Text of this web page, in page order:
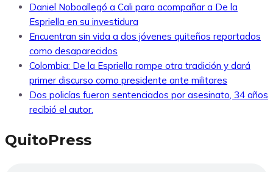
Daniel Noboallegó a Cali para acompañar a De la
Espriella en su investidura
Encuentran sin vida a dos jóvenes quiteños reportados
como desaparecidos
Colombia: De la Espriella rompe otra tradición y dará
primer discurso como presidente ante militares
Dos policías fueron sentenciados por asesinato, 34 años
recibió el autor.
QuitoPress